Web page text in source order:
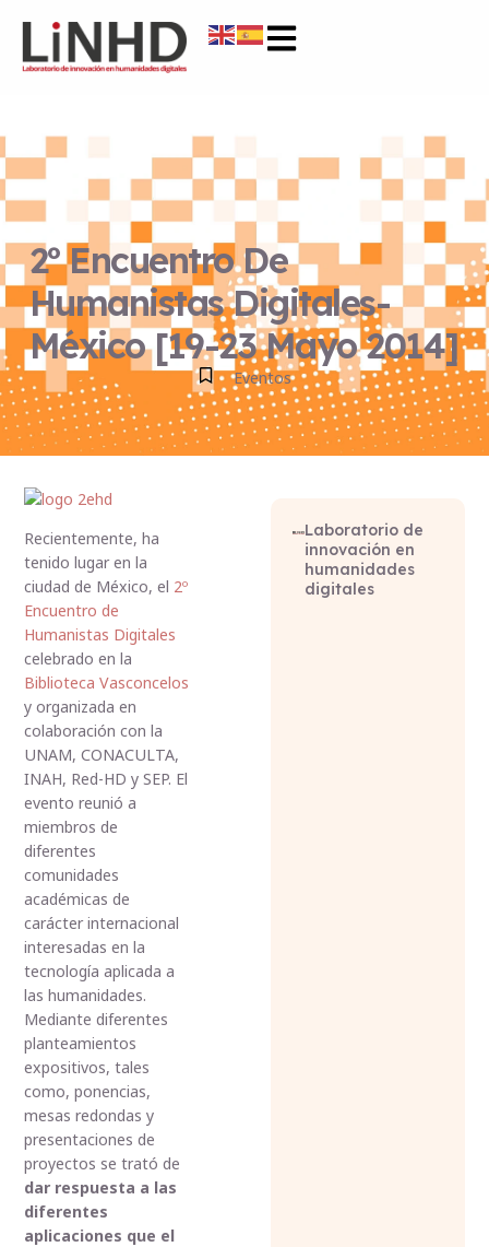
2º Encuentro De
Humanistas Digitales-
México [19-23 Mayo 2014]
Eventos
Recientemente, ha
tenido lugar en la
ciudad de México, el 2º
Encuentro de
Humanistas Digitales
celebrado en la
Biblioteca Vasconcelos
y organizada en
colaboración con la
UNAM, CONACULTA,
INAH, Red-HD y SEP. El
evento reunió a
miembros de
diferentes
comunidades
académicas de
carácter internacional
interesadas en la
tecnología aplicada a
las humanidades.
Mediante diferentes
planteamientos
expositivos, tales
como, ponencias,
mesas redondas y
presentaciones de
proyectos se trató de
dar respuesta a las
diferentes
aplicaciones que el
Laboratorio de
innovación en
humanidades
digitales